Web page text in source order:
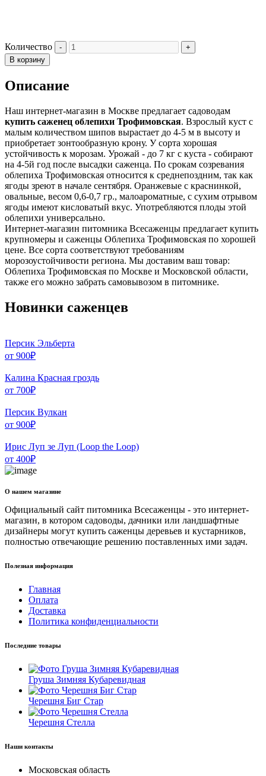
Количество
В корзину
Описание
Наш интернет-магазин в Москве предлагает садоводам
купить саженец облепихи Трофимовская. Взрослый куст с
малым количеством шипов вырастает до 4-5 м в высоту и
приобретает зонтообразную крону. У сорта хорошая
устойчивость к морозам. Урожай - до 7 кг с куста - собирают
на 4-5й год после высадки саженца. По срокам созревания
облепиха Трофимовская относится к среднепоздним, так как
ягоды зреют в начале сентября. Оранжевые с краснинкой,
овальные, весом 0,6-0,7 гр., малоароматные, с сухим отрывом
ягоды имеют кисловатый вкус. Употребляются плоды этой
облепихи универсально.
Интернет-магазин питомника Всесаженцы предлагает купить
крупномеры и саженцы Облепиха Трофимовская по хорошей
цене. Все сорта соответствуют требованиям
морозоустойчивости региона. Мы доставим ваш товар:
Облепиха Трофимовская по Москве и Московской области,
также его можно забрать самовывозом в питомнике.
Новинки саженцев
Персик Эльберта
от 900₽
Калина Красная гроздь
от 700₽
Персик Вулкан
от 900₽
Ирис Луп зе Луп (Loop the Loop)
от 400₽
О нашем магазине
Официальный сайт питомника Всесаженцы - это интернет-
магазин, в котором садоводы, дачники или ландшафтные
дизайнеры могут купить саженцы деревьев и кустарников,
полностью отвечающие решению поставленных ими задач.
Полезная информация
Главная
Оплата
Доставка
Политика конфиденциальности
Последние товары
Груша Зимняя Кубаревидная
Черешня Биг Стар
Черешня Стелла
Наши контакты
Московская область